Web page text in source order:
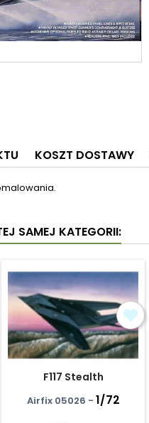
KOSZT DOSTAWY
SAMEJ KATEGORII:
F117 Stealth
Airfix 05026 - 1/72